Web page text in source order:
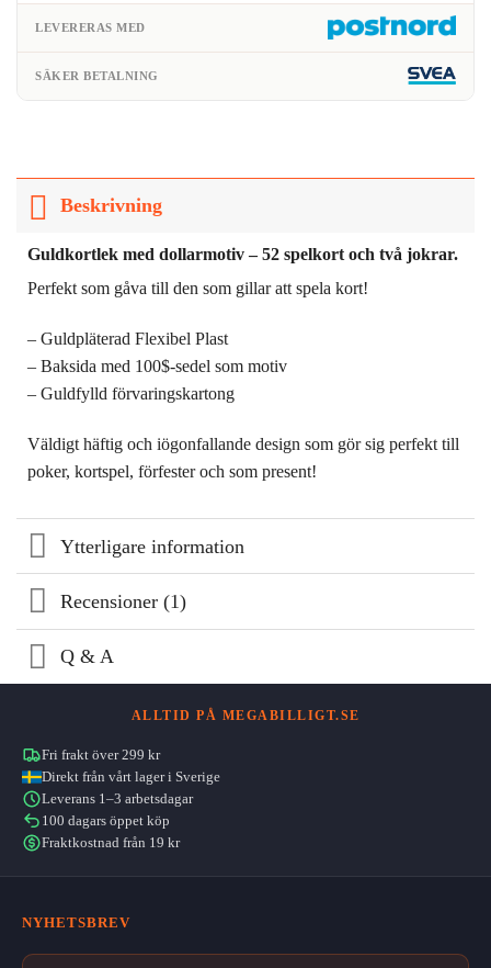
LEVERERAS MED
SÄKER BETALNING
Beskrivning
Guldkortlek med dollarmotiv – 52 spelkort och två jokrar.
Perfekt som gåva till den som gillar att spela kort!
– Guldpläterad Flexibel Plast
– Baksida med 100$-sedel som motiv
– Guldfylld förvaringskartong
Väldigt häftig och iögonfallande design som gör sig perfekt till
poker, kortspel, förfester och som present!
Ytterligare information
Recensioner (1)
Q & A
ALLTID PÅ MEGABILLIGT.SE
Fri frakt över 299 kr
Direkt från vårt lager i Sverige
Leverans 1–3 arbetsdagar
100 dagars öppet köp
Fraktkostnad från 19 kr
NYHETSBREV